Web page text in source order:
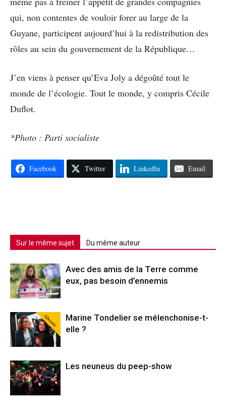
qui, non contentes de vouloir forer au large de la
Guyane, participent aujourd’hui à la redistribution des
rôles au sein du gouvernement de la République…
J’en viens à penser qu’Eva Joly a dégoûté tout le
monde de l’écologie. Tout le monde, y compris Cécile
Duflot.
*Photo : Parti socialiste
Facebook Twitter LinkedIn Email
Sur le même sujet Du même auteur
Avec des amis de la Terre comme
eux, pas besoin d’ennemis
Abonné
Marine Tondelier se mélenchonise-t-
elle ?
Les neuneus du peep-show